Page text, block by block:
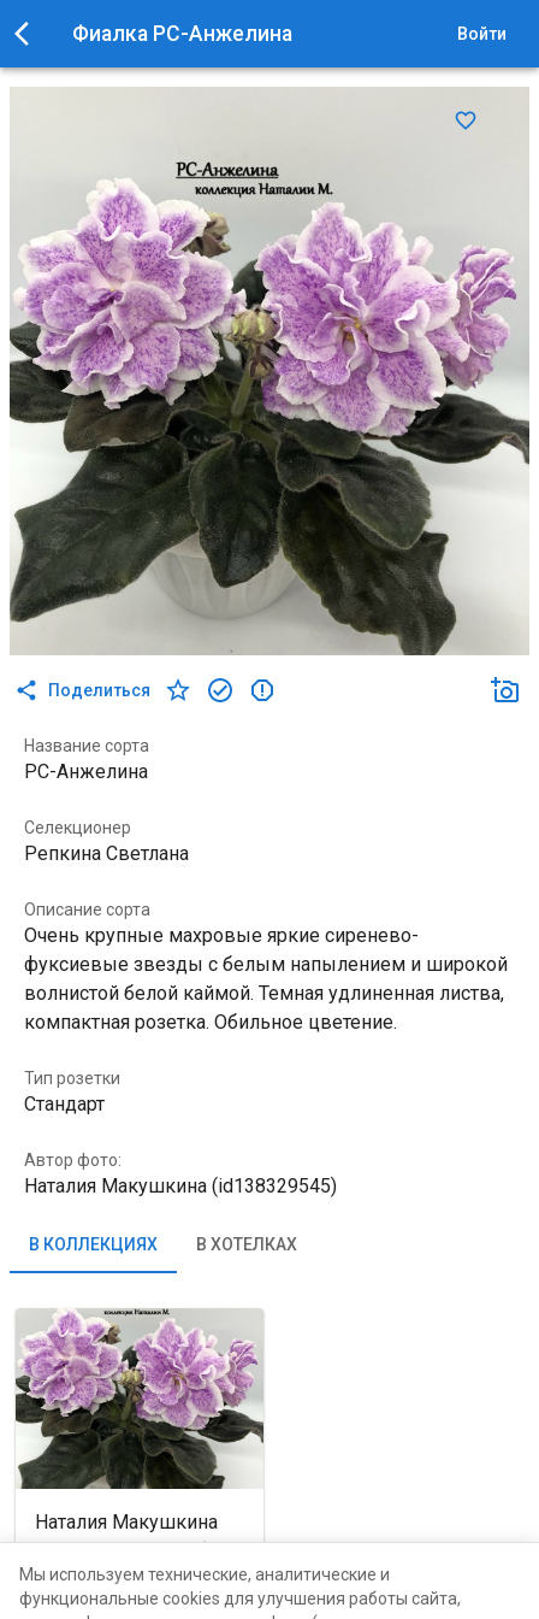
Фиалка РС-Анжелина Войти
Поделиться
Название сорта
РС-Анжелина
Селекционер
Репкина Светлана
Описание сорта
Очень крупные махровые яркие сиренево-
фуксиевые звезды с белым напылением и широкой
волнистой белой каймой. Темная удлиненная листва,
компактная розетка. Обильное цветение.
Тип розетки
Стандарт
Автор фото:
Наталия Макушкина (id138329545)
В КОЛЛЕКЦИЯХ В ХОТЕЛКАХ
Наталия Макушкина
Пенза, Пензенская обл.,
Россия
Мы используем технические, аналитические и
функциональные cookies для улучшения работы сайта,